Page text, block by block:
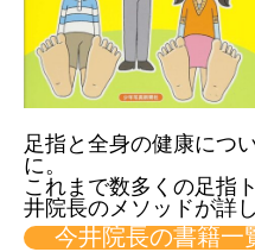
足指と全身の健康につ
に。
これまで数多くの足指
井院長のメソッドが詳
今井院長の書籍一